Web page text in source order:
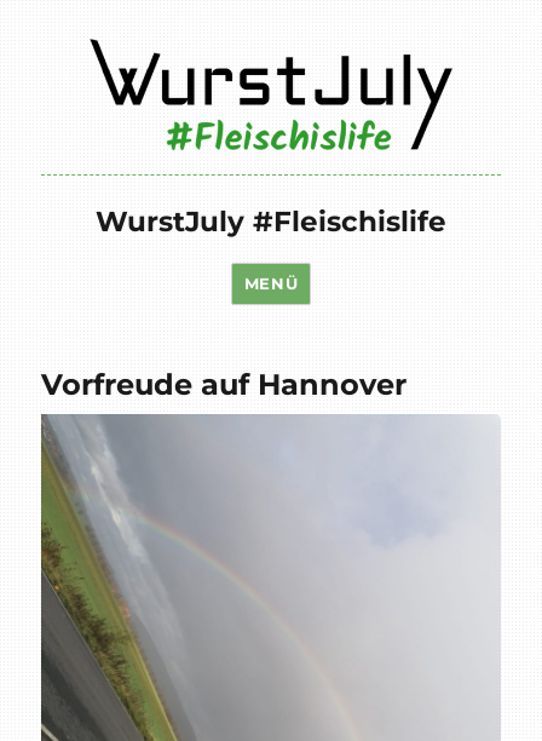
WurstJuly #Fleischislife
MENÜ
Vorfreude auf Hannover